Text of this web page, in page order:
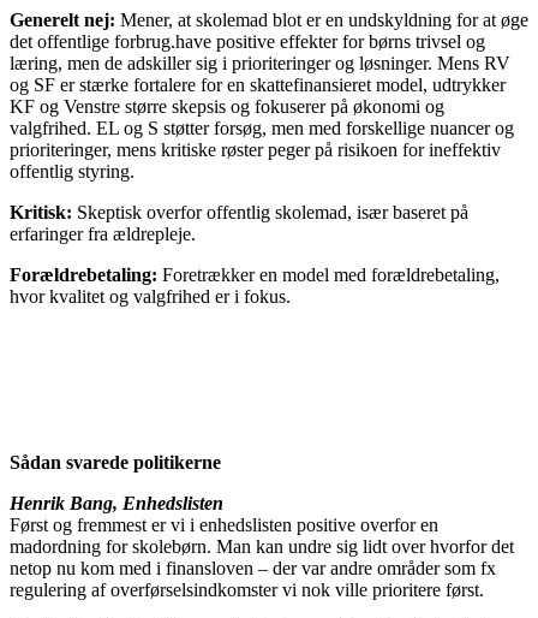
Generelt nej: Mener, at skolemad blot er en undskyldning for at øge
det offentlige forbrug.have positive effekter for børns trivsel og
læring, men de adskiller sig i prioriteringer og løsninger. Mens RV
og SF er stærke fortalere for en skattefinansieret model, udtrykker
KF og Venstre større skepsis og fokuserer på økonomi og
valgfrihed. EL og S støtter forsøg, men med forskellige nuancer og
prioriteringer, mens kritiske røster peger på risikoen for ineffektiv
offentlig styring.
Kritisk: Skeptisk overfor offentlig skolemad, især baseret på
erfaringer fra ældrepleje.
Forældrebetaling: Foretrækker en model med forældrebetaling,
hvor kvalitet og valgfrihed er i fokus.
Sådan svarede politikerne
Henrik Bang, Enhedslisten
Først og fremmest er vi i enhedslisten positive overfor en
madordning for skolebørn. Man kan undre sig lidt over hvorfor det
netop nu kom med i finansloven – der var andre områder som fx
regulering af overførselsindkomster vi nok ville prioritere først.